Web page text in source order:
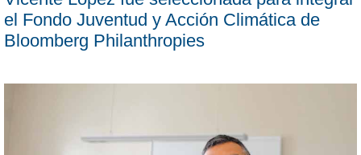
el Fondo Juventud y Acción Climática de
Bloomberg Philanthropies